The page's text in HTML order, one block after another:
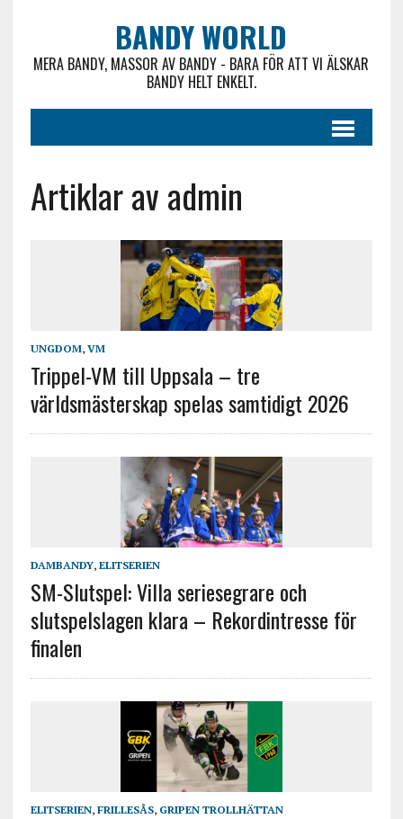
BANDY WORLD
MERA BANDY, MASSOR AV BANDY - BARA FÖR ATT VI ÄLSKAR
BANDY HELT ENKELT.
Artiklar av admin
UNGDOM, VM
Trippel-VM till Uppsala – tre
världsmästerskap spelas samtidigt 2026
DAMBANDY, ELITSERIEN
SM-Slutspel: Villa seriesegrare och
slutspelslagen klara – Rekordintresse för
finalen
ELITSERIEN, FRILLESÅS, GRIPEN TROLLHÄTTAN